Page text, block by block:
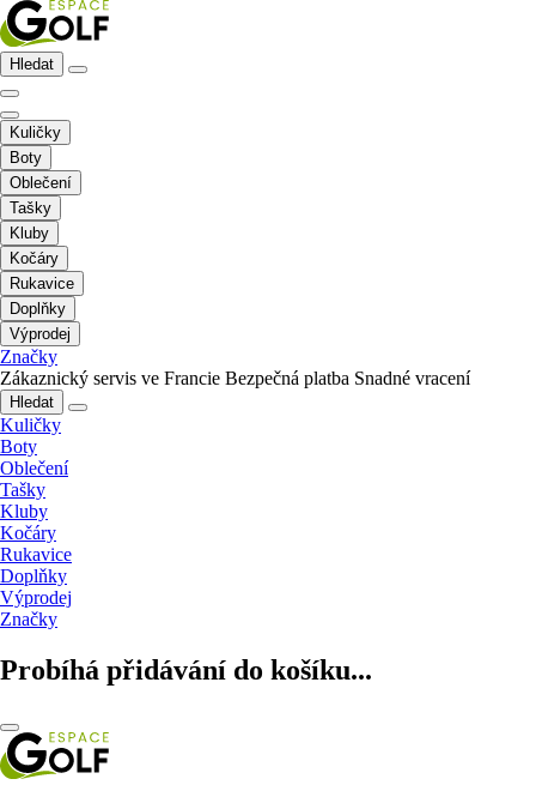
Hledat
Kuličky
Boty
Oblečení
Tašky
Kluby
Kočáry
Rukavice
Doplňky
Výprodej
Značky
Zákaznický servis ve Francie Bezpečná platba Snadné vracení
Hledat
Kuličky
Boty
Oblečení
Tašky
Kluby
Kočáry
Rukavice
Doplňky
Výprodej
Značky
Probíhá přidávání do košíku...